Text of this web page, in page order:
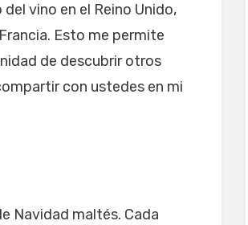
vino en el Reino Unido,
Esto me permite
de descubrir otros
con ustedes en mi
Navidad maltés. Cada